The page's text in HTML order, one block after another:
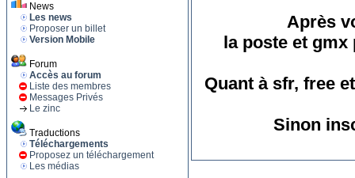
News
Les news
Proposer un billet
Version Mobile
Forum
Accès au forum
Liste des membres
Messages Privés
Le zinc
Traductions
Téléchargements
Proposez un téléchargement
Les médias
Après
la poste et gmx
Quant à sfr, free
Sinon